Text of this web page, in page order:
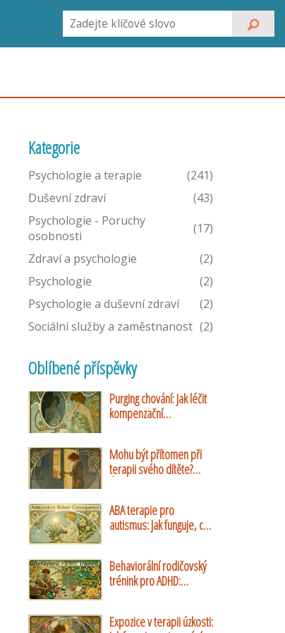
Kategorie
Psychologie a terapie
(241)
Duševní zdraví
(43)
Psychologie - Poruchy
osobnosti
(17)
Zdraví a psychologie
(2)
Psychologie
(2)
Psychologie a duševní zdraví
(2)
Sociální služby a zaměstnanost (2)
Oblíbené příspěvky
Purging chování: Jak léčit
kompenzační
Mohu být přítomen při
terapii svého dítěte?
psychoterapii
ABA terapie pro
autismus: Jak funguje, co
Behaviorální rodičovský
trénink pro ADHD:
Expozice v terapii úzkosti: